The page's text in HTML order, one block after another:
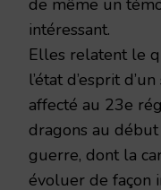
de même un
intéressant.
Elles relatent le
l’état d’esprit
affecté au 23e
dragons au
guerre, dont la
évoluer de façon